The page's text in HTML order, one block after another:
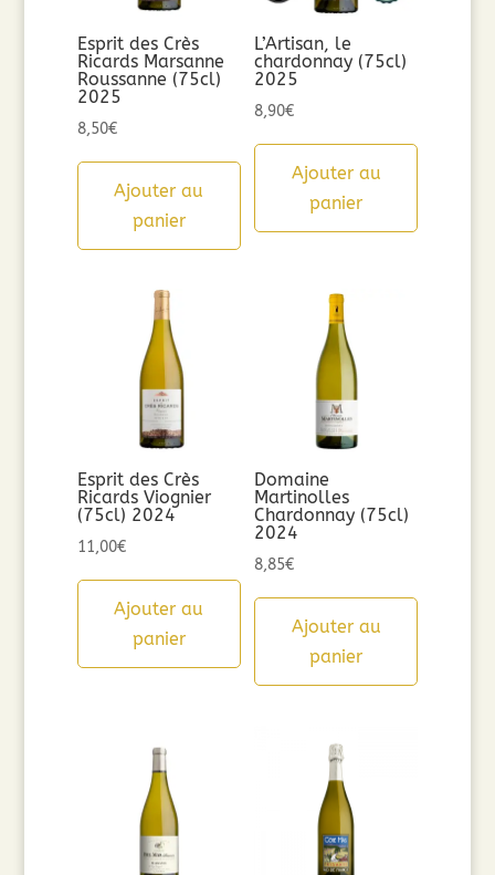
Esprit des Crès
Ricards Marsanne
Roussanne (75cl)
2025
8,50€
Ajouter au
panier
L’Artisan, le
chardonnay (75cl)
2025
8,90€
Ajouter au
panier
Esprit des Crès
Ricards Viognier
(75cl) 2024
11,00€
Ajouter au
panier
Domaine
Martinolles
Chardonnay (75cl)
2024
8,85€
Ajouter au
panier